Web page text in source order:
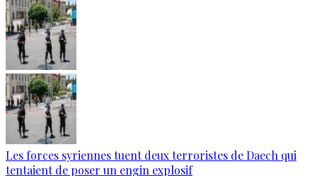
Les forces syriennes tuent deux terroristes de Daech qui
tentaient de poser un engin explosif